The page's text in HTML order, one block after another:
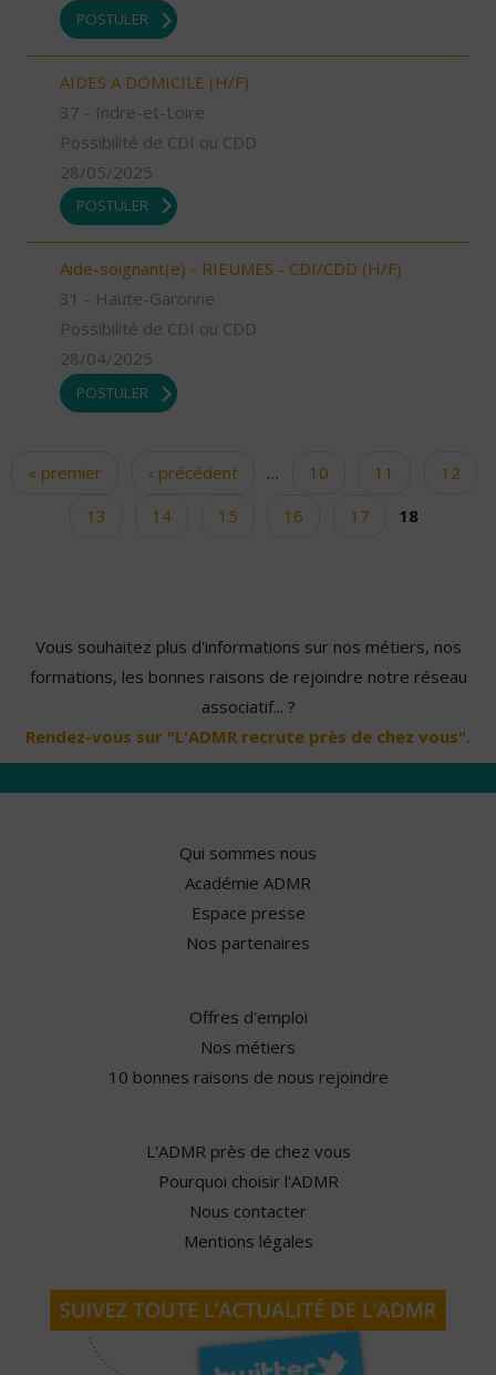
POSTULER
AIDES A DOMICILE (H/F)
37 - Indre-et-Loire
Possibilité de CDI ou CDD
28/05/2025
POSTULER
Aide-soignant(e) - RIEUMES - CDI/CDD (H/F)
31 - Haute-Garonne
Possibilité de CDI ou CDD
28/04/2025
POSTULER
Pages
« premier ‹ précédent … 10 11
12
13
14 15 16 17 18
Vous souhaitez plus d'informations sur nos métiers, nos
formations, les bonnes raisons de rejoindre notre réseau
associatif... ?
Rendez-vous sur "L'ADMR recrute près de chez vous".
Qui sommes nous
Académie ADMR
Espace presse
Nos partenaires
Offres d'emploi
Nos métiers
10 bonnes raisons de nous rejoindre
L'ADMR près de chez vous
Pourquoi choisir l'ADMR
Nous contacter
Mentions légales